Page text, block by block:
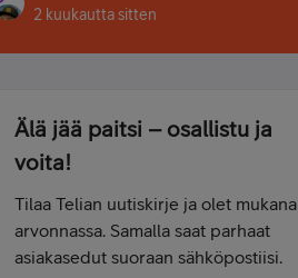
2 kuukautta sitten
Älä jää paitsi – osallistu ja
voita!
Tilaa Telian uutiskirje ja olet mukana
arvonnassa. Samalla saat parhaat
asiakasedut suoraan sähköpostiisi.